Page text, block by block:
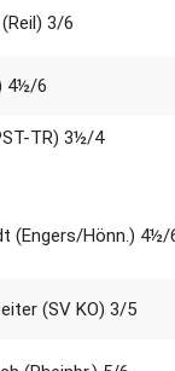
3/6
4½/6
TR) 3½/4
(Engers/Hönn.) 4½/
(SV KO) 3/5